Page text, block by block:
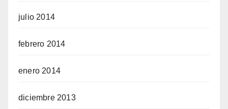
julio 2014
febrero 2014
enero 2014
diciembre 2013